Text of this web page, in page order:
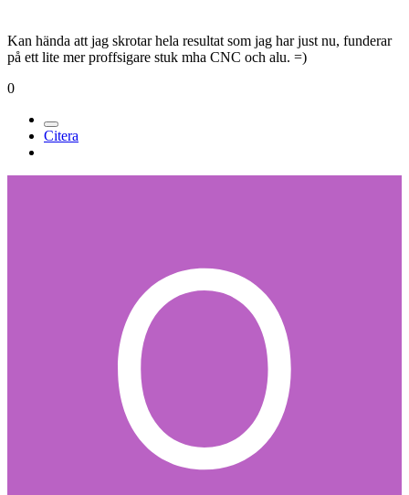
Kan hända att jag skrotar hela resultat som jag har just nu, funderar
på ett lite mer proffsigare stuk mha CNC och alu. =)
0
Citera